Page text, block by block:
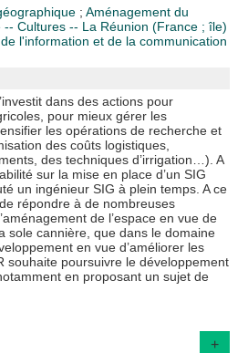
;Aménagement du
-- Cultures -- La Réunion (France ; île)
l'information et de la communication
dans des actions pour
pour mieux gérer les
les opérations de recherche et
des coûts logistiques,
des techniques d’irrigation…). A
sur la mise en place d’un SIG
un ingénieur SIG à plein temps. A ce
répondre à de nombreuses
de l’espace en vue de
sole cannière, que dans le domaine
en vue d’améliorer les
souhaite poursuivre le développement
en proposant un sujet de
+